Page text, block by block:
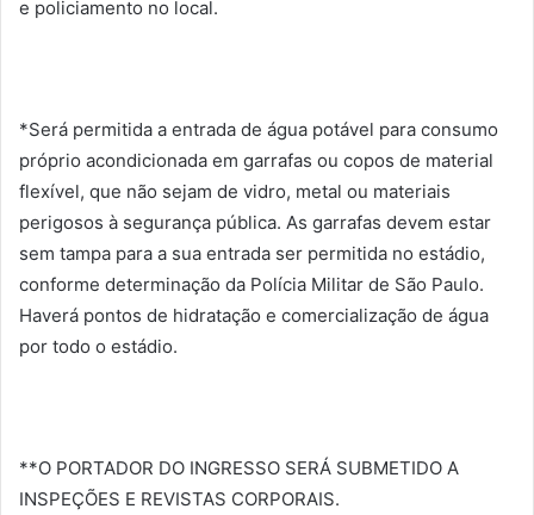
e policiamento no local.
*Será permitida a entrada de água potável para consumo
próprio acondicionada em garrafas ou copos de material
flexível, que não sejam de vidro, metal ou materiais
perigosos à segurança pública. As garrafas devem estar
sem tampa para a sua entrada ser permitida no estádio,
conforme determinação da Polícia Militar de São Paulo.
Haverá pontos de hidratação e comercialização de água
por todo o estádio.
**O PORTADOR DO INGRESSO SERÁ SUBMETIDO A
INSPEÇÕES E REVISTAS CORPORAIS.